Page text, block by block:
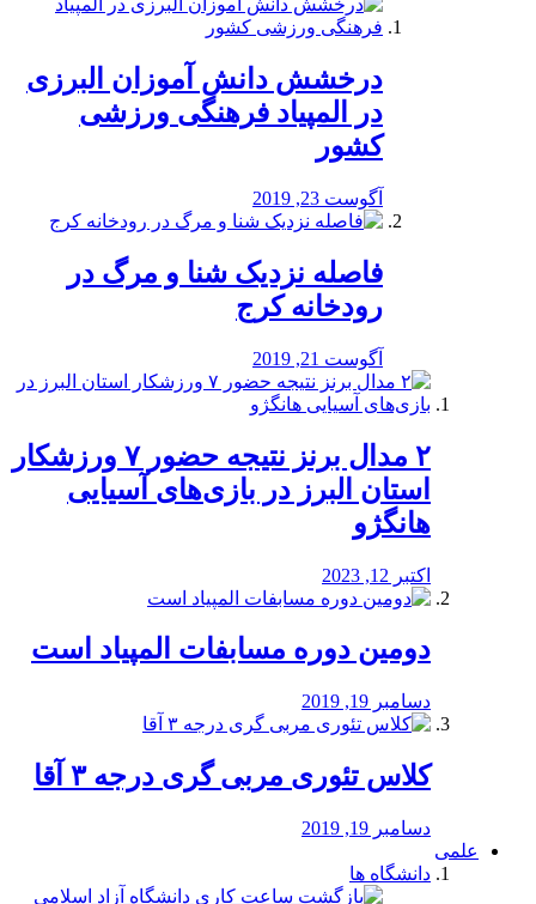
درخشش دانش آموزان البرزی
در المپیاد فرهنگی ورزشی
کشور
آگوست 23, 2019
️فاصله نزدیک شنا و مرگ در
رودخانه کرج
آگوست 21, 2019
۲ مدال برنز نتیجه حضور ۷ ورزشکار
استان البرز در بازی‌های آسیایی
هانگژو
اکتبر 12, 2023
دومین دوره مسابفات المپیاد است
دسامبر 19, 2019
کلاس تئوری مربی گری درجه ۳ آقا
دسامبر 19, 2019
علمی
دانشگاه ها